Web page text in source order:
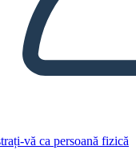
vă ca persoană fizică